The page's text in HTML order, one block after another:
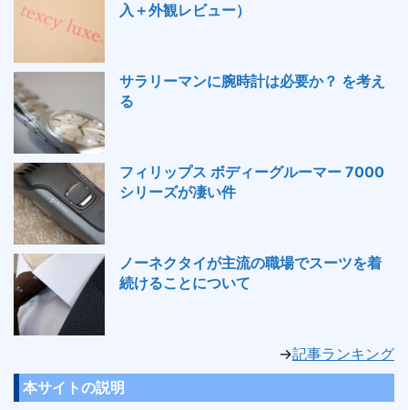
入＋外観レビュー）
サラリーマンに腕時計は必要か？ を考え
る
フィリップス ボディーグルーマー 7000
シリーズが凄い件
ノーネクタイが主流の職場でスーツを着
続けることについて
→記事ランキング
本サイトの説明